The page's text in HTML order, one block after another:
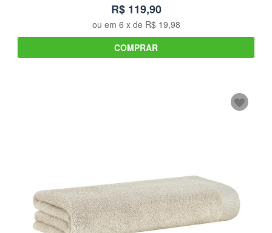
R$ 119,90
ou em 6 x de R$ 19,98
COMPRAR